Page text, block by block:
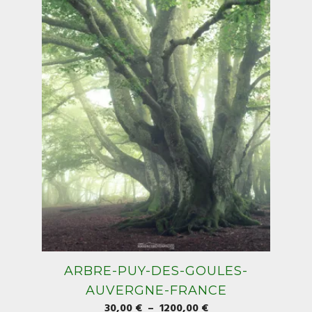
peuvent
être
choisies
sur
la
page
du
produit
ARBRE-PUY-DES-GOULES-
AUVERGNE-FRANCE
Plage